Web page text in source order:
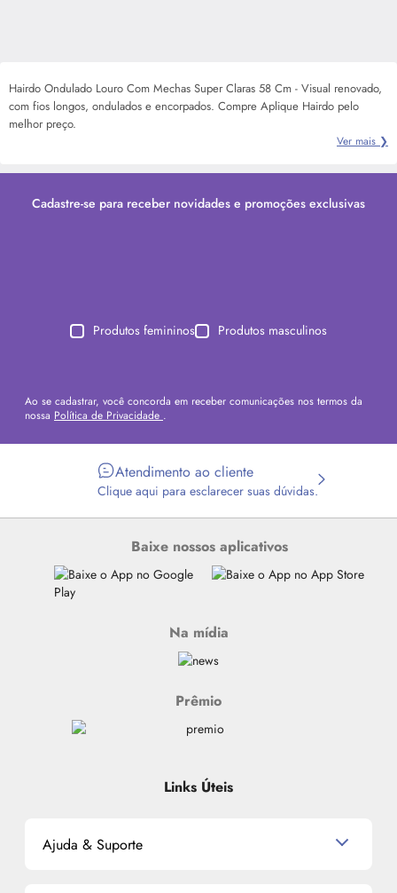
Hairdo Ondulado Louro Com Mechas Super Claras 58 Cm - Visual renovado,
com fios longos, ondulados e encorpados. Compre Aplique Hairdo pelo
melhor preço.
Ver mais ❯
Cadastre-se para receber novidades e promoções exclusivas
Produtos femininos Produtos masculinos
Ao se cadastrar, você concorda em receber comunicações nos termos da
nossa Política de Privacidade .
Atendimento ao cliente
Clique aqui para esclarecer suas dúvidas.
Baixe nossos aplicativos
Na mídia
Prêmio
Links Úteis
Ajuda & Suporte